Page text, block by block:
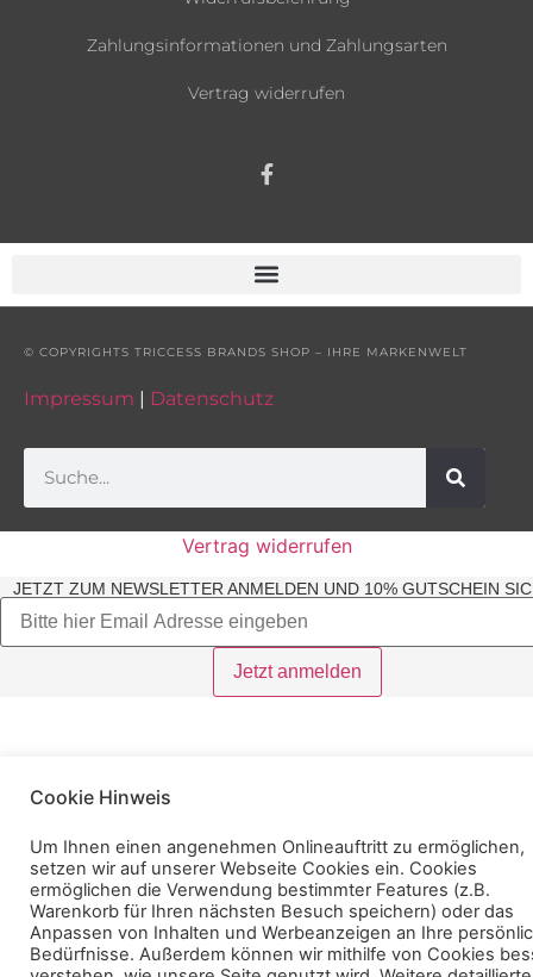
Zahlungsinformationen und Zahlungsarten
Vertrag widerrufen
© COPYRIGHTS TRICCESS BRANDS SHOP – IHRE MARKENWELT
Impressum | Datenschutz
Vertrag widerrufen
Cookie Hinweis
Um Ihnen einen angenehmen Onlineauftritt zu ermöglichen,
setzen wir auf unserer Webseite Cookies ein. Cookies
ermöglichen die Verwendung bestimmter Features (z.B.
Warenkorb für Ihren nächsten Besuch speichern) oder das
Anpassen von Inhalten und Werbeanzeigen an Ihre
Bedürfnisse. Außerdem können wir mithilfe von Cookies
JETZT ZUM NEWSLETTER ANMELDEN UND 10% GUTSCHEIN